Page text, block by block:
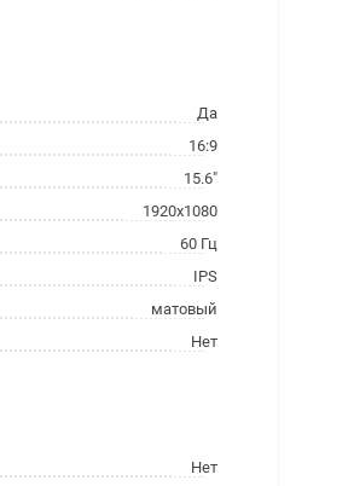
Да
16:9
15.6"
1920x1080
60 Гц
IPS
матовый
Нет
Нет